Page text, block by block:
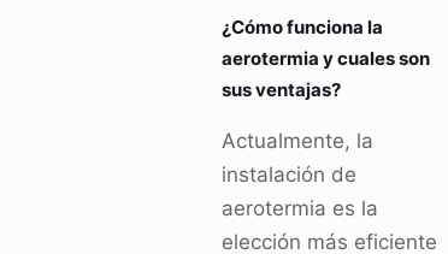
¿Cómo funciona la
aerotermia y cuales son
sus ventajas?
Actualmente, la
instalación de
aerotermia es la
elección más eficiente